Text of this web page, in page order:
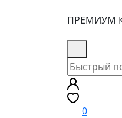
ПРЕМИУМ
0